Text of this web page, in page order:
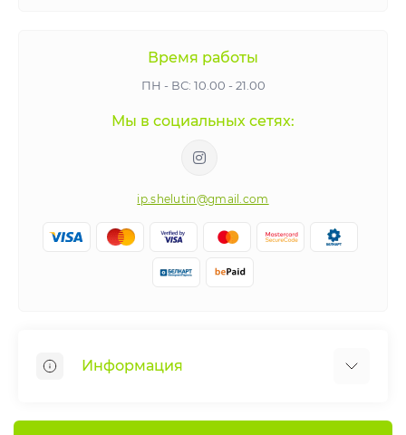
Время работы
ПН - ВС: 10.00 - 21.00
Мы в социальных сетях:
ip.shelutin@gmail.com
Информация